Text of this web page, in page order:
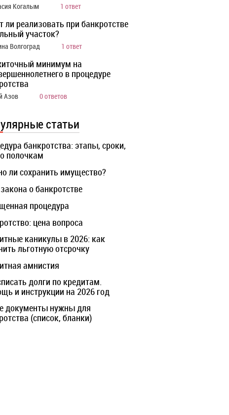
Когалым 1 ответ
ли реализовать при банкротстве
участок?
Волгоград 1 ответ
минимум на
в процедуре
Азов 0 ответов
статьи
банкротства: этапы, сроки,
полочкам
ли сохранить имущество?
о банкротстве
процедура
цена вопроса
каникулы в 2026: как
льготную отсрочку
амнистия
долги по кредитам.
и инструкции на 2026 год
документы нужны для
(список, бланки)